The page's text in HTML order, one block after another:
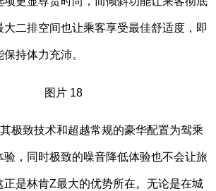
大二排空间也让乘客享受最佳舒适度，即
持体力充沛。
极致技术和超越常规的豪华配置为驾乘
验，同时极致的噪音降低体验也不会让旅
正是林肯Z最大的优势所在。无论是在城